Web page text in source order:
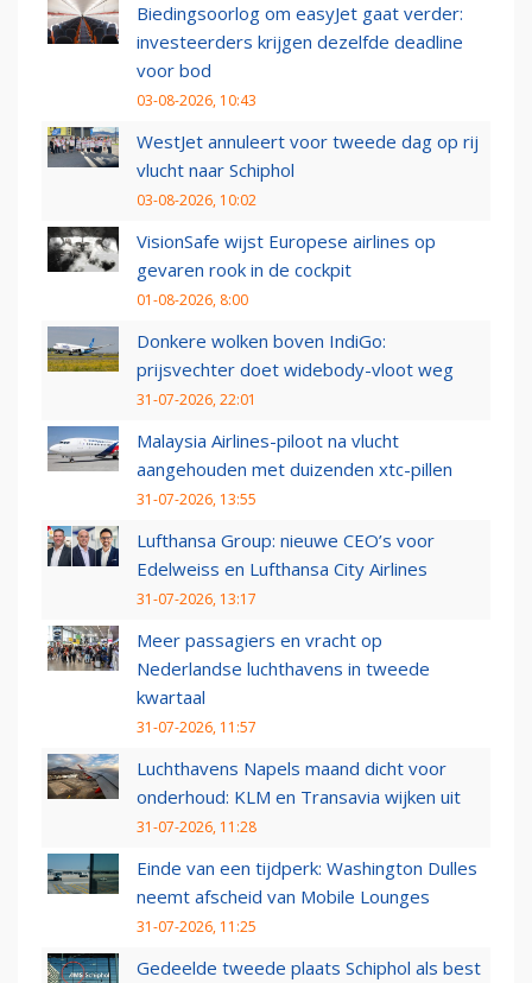
Biedingsoorlog om easyJet gaat verder:
investeerders krijgen dezelfde deadline
voor bod
03-08-2026, 10:43
WestJet annuleert voor tweede dag op rij
vlucht naar Schiphol
03-08-2026, 10:02
VisionSafe wijst Europese airlines op
gevaren rook in de cockpit
01-08-2026, 8:00
Donkere wolken boven IndiGo:
prijsvechter doet widebody-vloot weg
31-07-2026, 22:01
Malaysia Airlines-piloot na vlucht
aangehouden met duizenden xtc-pillen
31-07-2026, 13:55
Lufthansa Group: nieuwe CEO’s voor
Edelweiss en Lufthansa City Airlines
31-07-2026, 13:17
Meer passagiers en vracht op
Nederlandse luchthavens in tweede
kwartaal
31-07-2026, 11:57
Luchthavens Napels maand dicht voor
onderhoud: KLM en Transavia wijken uit
31-07-2026, 11:28
Einde van een tijdperk: Washington Dulles
neemt afscheid van Mobile Lounges
31-07-2026, 11:25
Gedeelde tweede plaats Schiphol als best